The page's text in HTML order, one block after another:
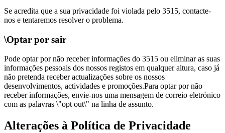
Se acredita que a sua privacidade foi violada pelo 3515, contacte-
nos e tentaremos resolver o problema.
\Optar por sair
Pode optar por não receber informações do 3515 ou eliminar as suas
informações pessoais dos nossos registos em qualquer altura, caso já
não pretenda receber actualizações sobre os nossos
desenvolvimentos, actividades e promoções.Para optar por não
receber informações, envie-nos uma mensagem de correio eletrónico
com as palavras \"opt out\" na linha de assunto.
Alterações à Política de Privacidade